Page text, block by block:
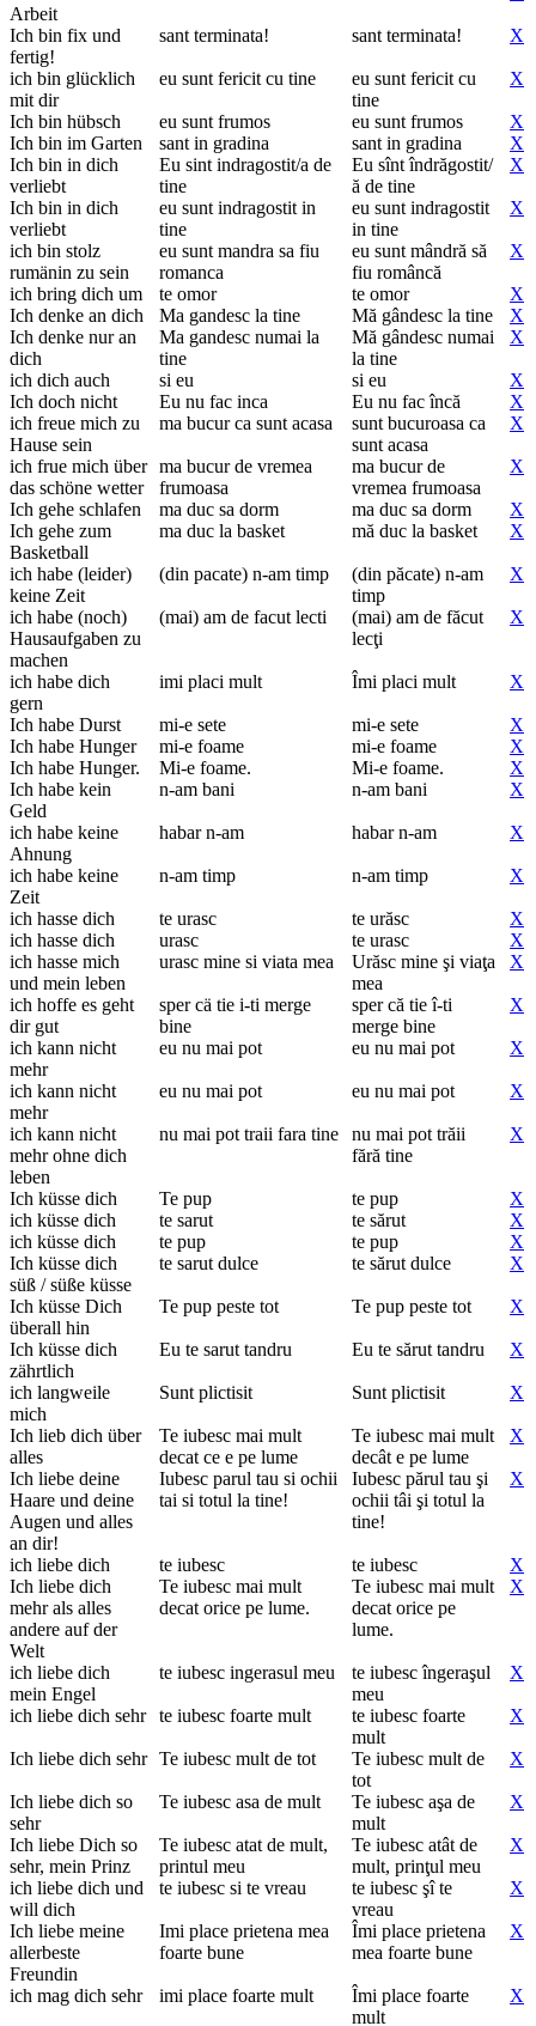
Arbeit
Ich bin fix und
fertig!
sant terminata! sant terminata! X
ich bin glücklich
mit dir
eu sunt fericit cu tine
eu sunt fericit cu
tine
X
Ich bin hübsch eu sunt frumos eu sunt frumos
X
Ich bin im Garten
sant in gradina sant in gradina
X
Ich bin in dich
verliebt
Eu sint indragostit/a de
tine
Eu sînt îndrăgostit/
ă de tine
X
Ich bin in dich
verliebt
eu sunt indragostit in
tine
eu sunt indragostit
in tine
X
ich bin stolz
rumänin zu sein
eu sunt mandra sa fiu
romanca
eu sunt mândră să
fiu româncă
X
ich bring dich um te omor te omor
X
Ich denke an dich
Ma gandesc la tine Mă gândesc la tine
X
Ich denke nur an
dich
Ma gandesc numai la
tine
Mă gândesc numai
la tine
X
ich dich auch si eu si eu
X
Ich doch nicht
Eu nu fac inca Eu nu fac încă
X
ich freue mich zu
Hause sein
ma bucur ca sunt acasa
sunt bucuroasa ca
sunt acasa
X
ich frue mich über
das schöne wetter
ma bucur de vremea
frumoasa
ma bucur de
vremea frumoasa
X
Ich gehe schlafen ma duc sa dorm ma duc sa dorm
X
Ich gehe zum
Basketball
ma duc la basket mă duc la basket X
ich habe (leider)
keine Zeit
(din pacate) n-am timp
(din păcate) n-am
timp
X
ich habe (noch)
Hausaufgaben zu
machen
(mai) am de facut lecti
(mai) am de făcut
lecţi
X
ich habe dich
gern
imi placi mult Îmi placi mult X
Ich habe Durst mi-e sete mi-e sete
X
Ich habe Hunger
mi-e foame mi-e foame
X
Ich habe Hunger.
Mi-e foame. Mi-e foame.
X
Ich habe kein
Geld
n-am bani n-am bani X
ich habe keine
Ahnung
habar n-am habar n-am X
ich habe keine
Zeit
n-am timp n-am timp X
ich hasse dich te urasc te urăsc
X
ich hasse dich
urasc te urasc
X
ich hasse mich
und mein leben
urasc mine si viata mea
Urăsc mine şi viaţa
mea
X
ich hoffe es geht
dir gut
sper cä tie i-ti merge
bine
sper că tie î-ti
merge bine
X
ich kann nicht
mehr
eu nu mai pot eu nu mai pot X
ich kann nicht
mehr
eu nu mai pot eu nu mai pot X
ich kann nicht
mehr ohne dich
leben
nu mai pot traii fara tine
nu mai pot trăii
fără tine
X
Ich küsse dich Te pup te pup
X
ich küsse dich
te sarut te sărut
X
ich küsse dich
te pup te pup
X
Ich küsse dich
süß / süße küsse
te sarut dulce te sărut dulce X
Ich küsse Dich
überall hin
Te pup peste tot Te pup peste tot X
Ich küsse dich
zährtlich
Eu te sarut tandru Eu te sărut tandru X
ich langweile
mich
Sunt plictisit Sunt plictisit X
Ich lieb dich über
alles
Te iubesc mai mult
decat ce e pe lume
Te iubesc mai mult
decât e pe lume
X
Ich liebe deine
Haare und deine
Augen und alles
an dir!
Iubesc parul tau si ochii
tai si totul la tine!
Iubesc părul tau şi
ochii tâi şi totul la
tine!
X
ich liebe dich te iubesc te iubesc
X
Ich liebe dich
mehr als alles
andere auf der
Welt
Te iubesc mai mult
decat orice pe lume.
Te iubesc mai mult
decat orice pe
lume.
X
ich liebe dich
mein Engel
te iubesc ingerasul meu
te iubesc îngeraşul
meu
X
ich liebe dich sehr te iubesc foarte mult
te iubesc foarte
mult
X
Ich liebe dich sehr Te iubesc mult de tot
Te iubesc mult de
tot
X
Ich liebe dich so
sehr
Te iubesc asa de mult
Te iubesc aşa de
mult
X
Ich liebe Dich so
sehr, mein Prinz
Te iubesc atat de mult,
printul meu
Te iubesc atât de
mult, prinţul meu
X
ich liebe dich und
will dich
te iubesc si te vreau
te iubesc şî te
vreau
X
Ich liebe meine
allerbeste
Freundin
Imi place prietena mea
foarte bune
Îmi place prietena
mea foarte bune
X
ich mag dich sehr imi place foarte mult
Îmi place foarte
mult
X